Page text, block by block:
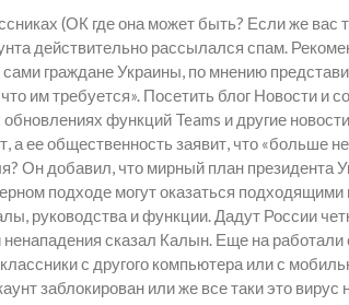
(ОК где она может быть? Если же вас
действительно рассылался спам.
граждане Украины, по мнению
что им требуется». Посетить блог Новости
функций Teams и другие
а ее общественность заявит, что «больше
Он добавил, что мирный план президента
подходе могут оказаться
руководства и функции. Дадут России
ненападения сказал Калын. Еще на
с другого компьютера или с
заблокирован или же все таки это